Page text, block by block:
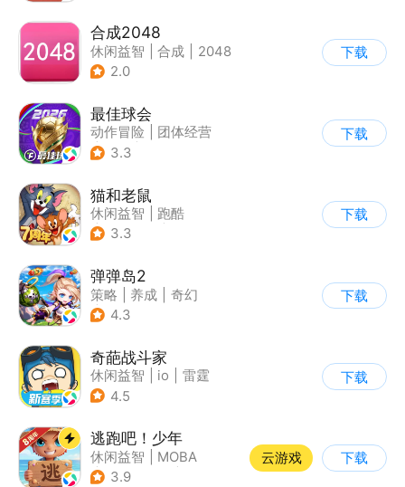
合成2048
休闲益智 合成
2048
2.0
下载
最佳球会
动作冒险
团体经营
| 足球
3.3
下载
猫和老鼠
休闲益智
跑酷
| 动漫改编
3.3
下载
弹弹岛2
策略 养成
奇幻
| Q版
4.3
下载
奇葩战斗家
休闲益智 io
雷霆
4.5
下载
逃跑吧！少年
休闲益智
MOBA
| 非对称竞技
3.9
云游戏 下载